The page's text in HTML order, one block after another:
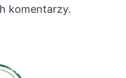
komentarzy.